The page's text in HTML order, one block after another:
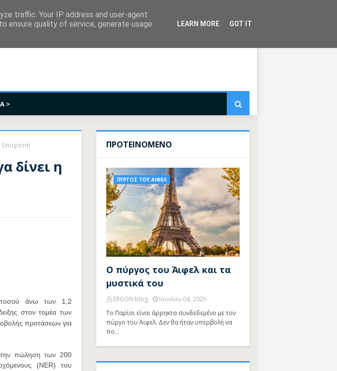
>
Επιτροπή
δίνει η
ποσού άνω των 1,2
στον τομέα των
προτάσεων για
την πώληση των 200
(NER) του
ΠΡΟΤΕΙΝΟΜΕΝΟ
ΠΥΡΓΟΣ ΤΟΥ ΑΙΦΕΛ
Ο πύργος του Άιφελ και τα
μυστικά του
ERGON blog
Ιουνίου 04, 2025
Το Παρίσι είναι άρρηκτα συνδεδεμένο με τον
πύργο του Άιφελ. Δεν θα ήταν υπερβολή να
πο…
traffic. Your IP address and user-agent
ensure quality of service, generate usage
LEARN MORE GOT IT